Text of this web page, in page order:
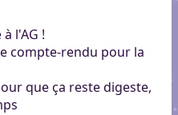
l'AG !
compte-rendu pour la
que ça reste digeste,